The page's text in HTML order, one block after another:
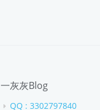
一灰灰Blog
QQ : 3302797840